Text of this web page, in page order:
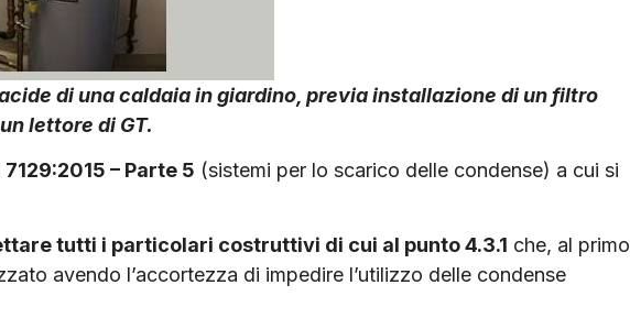
di una caldaia in giardino, previa installazione di un filtro
lettore di GT.
– Parte 5 (sistemi per lo scarico delle condense) a cui si
tutti i particolari costruttivi di cui al punto 4.3.1 che, al primo
avendo l’accortezza di impedire l’utilizzo delle condense